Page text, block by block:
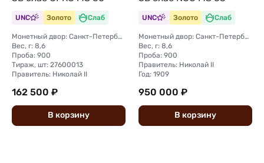
UNC Золото Слаб
Монетный двор: Санкт-Петербургский монетный двор
Вес, г: 8,6
Проба: 900
Тираж, шт: 27600013
Правитель: Николай II
162 500 ₽
В корзину
UNC Золото Слаб
Монетный двор: Санкт-Петербургский монетный двор
Вес, г: 8,6
Проба: 900
Правитель: Николай II
Год: 1909
950 000 ₽
В корзину